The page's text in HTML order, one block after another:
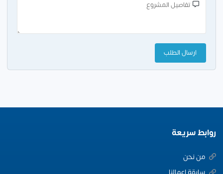
روابط سريعة
من نحن